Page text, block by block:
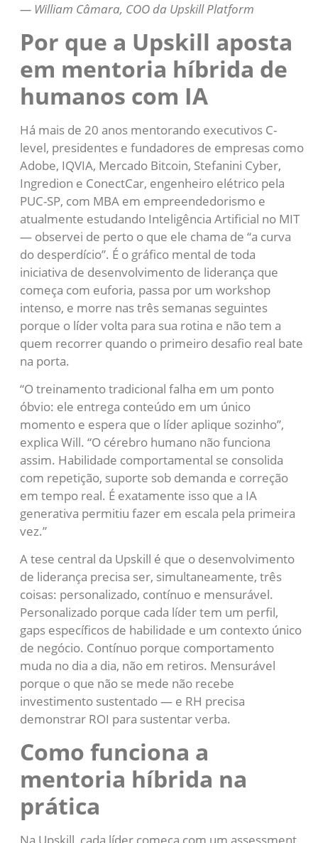
— William Câmara, COO da Upskill Platform
Por que a Upskill aposta
em mentoria híbrida de
humanos com IA
Há mais de 20 anos mentorando executivos C-
level, presidentes e fundadores de empresas como
Adobe, IQVIA, Mercado Bitcoin, Stefanini Cyber,
Ingredion e ConectCar, engenheiro elétrico pela
PUC-SP, com MBA em empreendedorismo e
atualmente estudando Inteligência Artificial no MIT
— observei de perto o que ele chama de “a curva
do desperdício”. É o gráfico mental de toda
iniciativa de desenvolvimento de liderança que
começa com euforia, passa por um workshop
intenso, e morre nas três semanas seguintes
porque o líder volta para sua rotina e não tem a
quem recorrer quando o primeiro desafio real bate
na porta.
“O treinamento tradicional falha em um ponto
óbvio: ele entrega conteúdo em um único
momento e espera que o líder aplique sozinho”,
explica Will. “O cérebro humano não funciona
assim. Habilidade comportamental se consolida
com repetição, suporte sob demanda e correção
em tempo real. É exatamente isso que a IA
generativa permitiu fazer em escala pela primeira
vez.”
A tese central da Upskill é que o desenvolvimento
de liderança precisa ser, simultaneamente, três
coisas: personalizado, contínuo e mensurável.
Personalizado porque cada líder tem um perfil,
gaps específicos de habilidade e um contexto único
de negócio. Contínuo porque comportamento
muda no dia a dia, não em retiros. Mensurável
porque o que não se mede não recebe
investimento sustentado — e RH precisa
demonstrar ROI para sustentar verba.
Como funciona a
mentoria híbrida na
prática
Na Upskill, cada líder começa com um assessment